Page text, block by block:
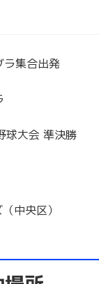
集合出発
球大会 準決勝
央区）